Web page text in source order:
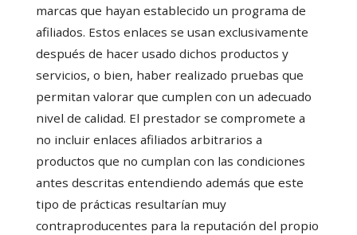
marcas que hayan establecido un programa de
afiliados. Estos enlaces se usan exclusivamente
después de hacer usado dichos productos y
servicios, o bien, haber realizado pruebas que
permitan valorar que cumplen con un adecuado
nivel de calidad. El prestador se compromete a
no incluir enlaces afiliados arbitrarios a
productos que no cumplan con las condiciones
antes descritas entendiendo además que este
tipo de prácticas resultarían muy
contraproducentes para la reputación del propio